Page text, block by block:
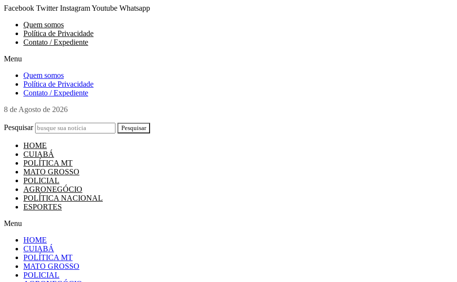
Ir
conteúdo
Facebook Twitter InstagramYoutube Whatsapp
Quem somos
Política de Privacidade
Contato / Expediente
Menu
Quem somos
Política de Privacidade
Contato / Expediente
8 de Agosto de 2026
Pesquisar Pesquisar
HOME
CUIABÁ
POLÍTICA MT
MATO GROSSO
POLICIAL
AGRONEGÓCIO
POLÍTICA NACIONAL
ESPORTES
Menu
HOME
CUIABÁ
POLÍTICA MT
MATO GROSSO
POLICIAL